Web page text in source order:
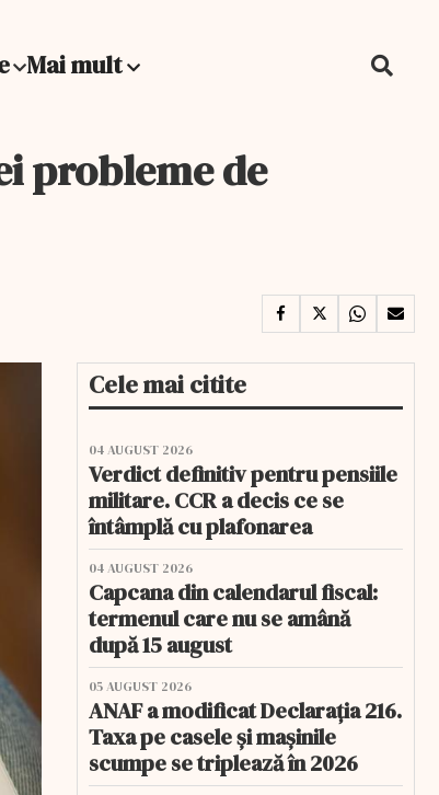
Mai mult
probleme de
Cele mai citite
04 AUGUST 2026
Verdict definitiv pentru pensiile
militare. CCR a decis ce se
întâmplă cu plafonarea
04 AUGUST 2026
Capcana din calendarul fiscal:
termenul care nu se amână
după 15 august
05 AUGUST 2026
ANAF a modificat Declarația 216.
Taxa pe casele și mașinile
scumpe se triplează în 2026